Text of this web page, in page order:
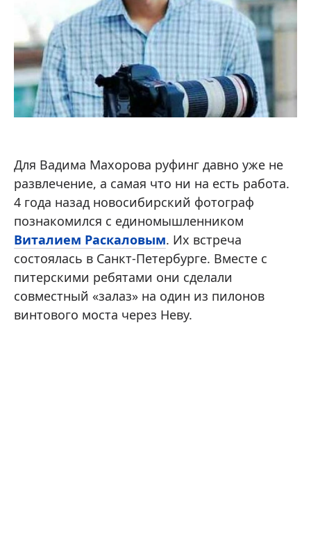
Для Вадима Махорова руфинг давно уже не
развлечение, а самая что ни на есть работа.
4 года назад новосибирский фотограф
познакомился с единомышленником
Виталием Раскаловым. Их встреча
состоялась в Санкт-Петербурге. Вместе с
питерскими ребятами они сделали
совместный «залаз» на один из пилонов
винтового моста через Неву.